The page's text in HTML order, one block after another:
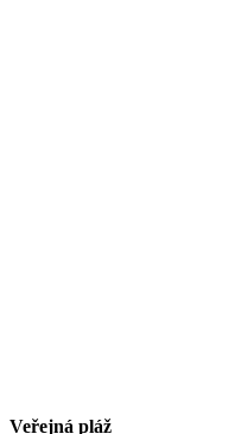
Veřejná pláž